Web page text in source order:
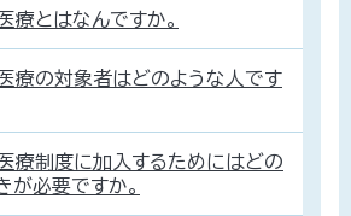
療とはなんですか。
療の対象者はどのような人です
療制度に加入するためにはどの
が必要ですか。